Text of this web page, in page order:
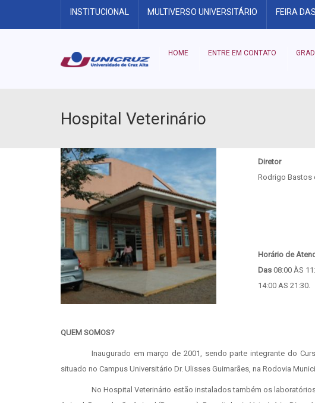
INSTITUCIONAL MULTIVERSO UNIVERSITÁRIO FEIRA
HOME ENTRE EM CONTATO
Hospital Veterinário
Diretor
Rodrigo Bastos
Horário de
Das 08:00 ÀS
14:00 AS 21:30.
QUEM SOMOS?
Inaugurado em março de 2001, sendo parte integrante do
situado no Campus Universitário Dr. Ulisses Guimarães, na Rodovia
No Hospital Veterinário estão instalados também os